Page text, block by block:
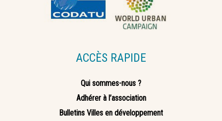
ACCÈS RAPIDE
Qui sommes-nous ?
Adhérer à l’association
Bulletins Villes en développement